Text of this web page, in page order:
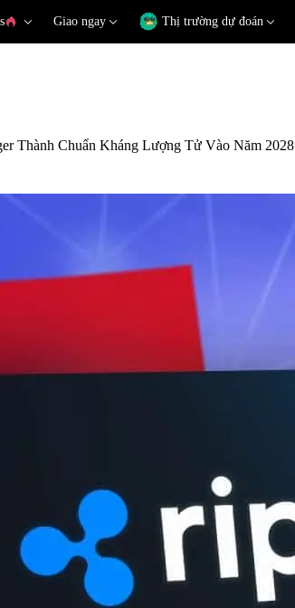
Giao ngay Thị trường dự đoán
Thành Chuẩn Kháng Lượng Tử Vào Năm 2028